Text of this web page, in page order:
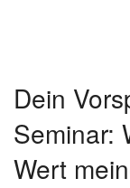
Dein
Seminar:
Wert